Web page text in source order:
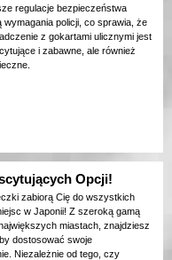
regulacje bezpieczeństwa
wymagania policji, co sprawia, że
z gokartami ulicznymi jest
i zabawne, ale również
Opcji!
zabiorą Cię do wszystkich
w Japonii! Z szeroką gamą
miastach, znajdziesz
dostosować swoje
Niezależnie od tego, czy